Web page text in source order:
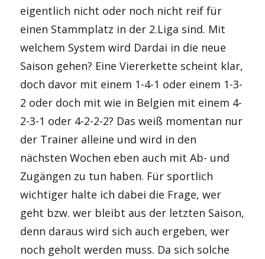
eigentlich nicht oder noch nicht reif für
einen Stammplatz in der 2.Liga sind. Mit
welchem System wird Dardai in die neue
Saison gehen? Eine Viererkette scheint klar,
doch davor mit einem 1-4-1 oder einem 1-3-
2 oder doch mit wie in Belgien mit einem 4-
2-3-1 oder 4-2-2-2? Das weiß momentan nur
der Trainer alleine und wird in den
nächsten Wochen eben auch mit Ab- und
Zugängen zu tun haben. Für sportlich
wichtiger halte ich dabei die Frage, wer
geht bzw. wer bleibt aus der letzten Saison,
denn daraus wird sich auch ergeben, wer
noch geholt werden muss. Da sich solche